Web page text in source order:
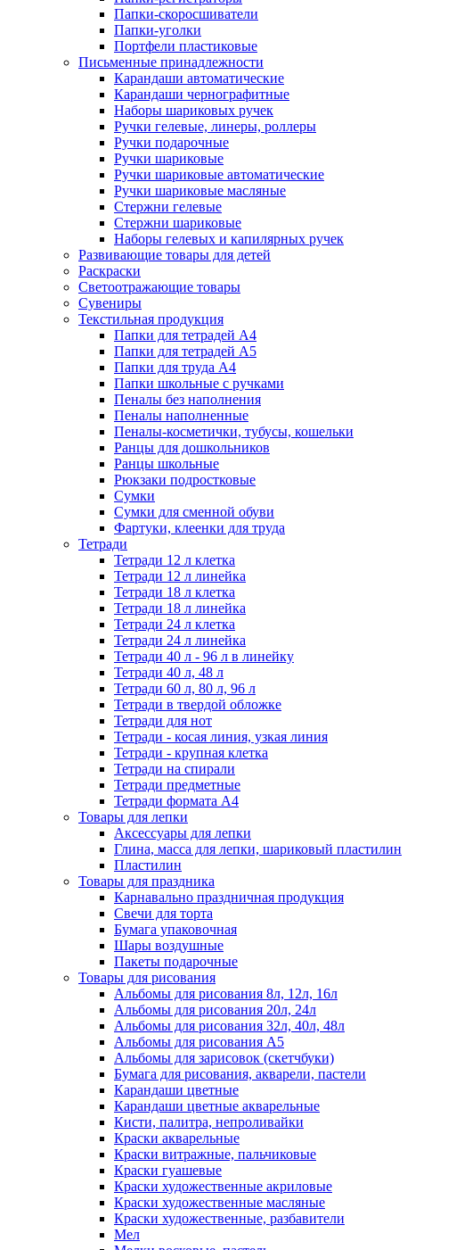
Папки-скоросшиватели
Папки-уголки
Портфели пластиковые
Письменные принадлежности
Карандаши автоматические
Карандаши чернографитные
Наборы шариковых ручек
Ручки гелевые, линеры, роллеры
Ручки подарочные
Ручки шариковые
Ручки шариковые автоматические
Ручки шариковые масляные
Стержни гелевые
Стержни шариковые
Наборы гелевых и капилярных ручек
Развивающие товары для детей
Раскраски
Светоотражающие товары
Сувениры
Текстильная продукция
Папки для тетрадей А4
Папки для тетрадей А5
Папки для труда А4
Папки школьные с ручками
Пеналы без наполнения
Пеналы наполненные
Пеналы-косметички, тубусы, кошельки
Ранцы для дошкольников
Ранцы школьные
Рюкзаки подростковые
Сумки
Сумки для сменной обуви
Фартуки, клеенки для труда
Тетради
Тетради 12 л клетка
Тетради 12 л линейка
Тетради 18 л клетка
Тетради 18 л линейка
Тетради 24 л клетка
Тетради 24 л линейка
Тетради 40 л - 96 л в линейку
Тетради 40 л, 48 л
Тетради 60 л, 80 л, 96 л
Тетради в твердой обложке
Тетради для нот
Тетради - косая линия, узкая линия
Тетради - крупная клетка
Тетради на спирали
Тетради предметные
Тетради формата А4
Товары для лепки
Аксессуары для лепки
Глина, масса для лепки, шариковый пластилин
Пластилин
Товары для праздника
Карнавально праздничная продукция
Свечи для торта
Бумага упаковочная
Шары воздушные
Пакеты подарочные
Товары для рисования
Альбомы для рисования 8л, 12л, 16л
Альбомы для рисования 20л, 24л
Альбомы для рисования 32л, 40л, 48л
Альбомы для рисования А5
Альбомы для зарисовок (скетчбуки)
Бумага для рисования, акварели, пастели
Карандаши цветные
Карандаши цветные акварельные
Кисти, палитра, непроливайки
Краски акварельные
Краски витражные, пальчиковые
Краски гуашевые
Краски художественные акриловые
Краски художественные масляные
Краски художественные, разбавители
Мел